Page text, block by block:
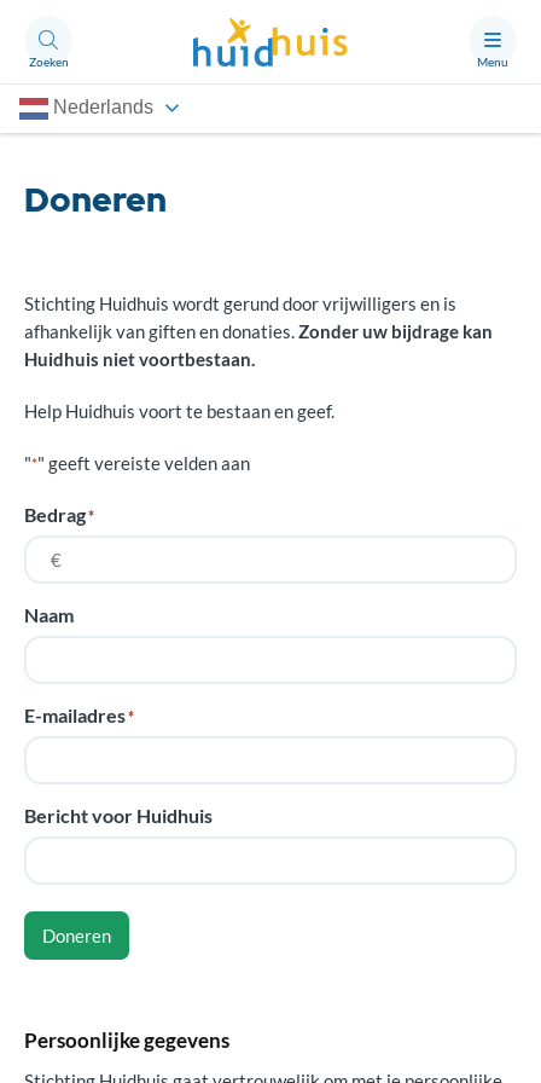
Zoeken Menu
Nederlands
Thema’s
Ongerust?
Contact
Doneren
Doneren
Stichting Huidhuis wordt gerund door vrijwilligers en is
afhankelijk van giften en donaties.Zonder uw bijdrage kan
Huidhuis niet voortbestaan.
Help Huidhuis voort te bestaan en geef.
"*" geeft vereiste velden aan
Bedrag*
Naam
E-mailadres*
Bericht voor Huidhuis
Doneren
Persoonlijke gegevens